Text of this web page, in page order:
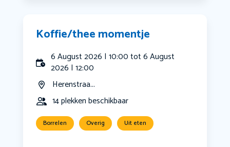
Koffie/thee momentje
6 August 2026 | 10:00 tot 6 August
2026 | 12:00
Herenstraa...
14 plekken beschikbaar
Borrelen Overig Uit eten